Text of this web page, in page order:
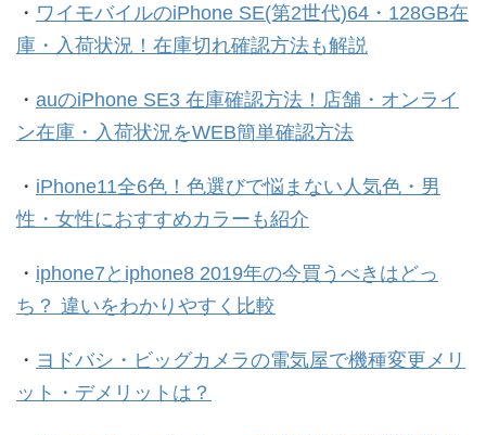
・ ワイモバイルのiPhone SE(第2世代)64・128GB在
庫・入荷状況！在庫切れ確認方法も解説
・ auのiPhone SE3 在庫確認方法！店舗・オンライ
ン在庫・入荷状況をWEB簡単確認方法
・ iPhone11全6色！色選びで悩まない人気色・男
性・女性におすすめカラーも紹介
・ iphone7とiphone8 2019年の今買うべきはどっ
ち？ 違いをわかりやすく比較
・ ヨドバシ・ビッグカメラの電気屋で機種変更メリ
ット・デメリットは？